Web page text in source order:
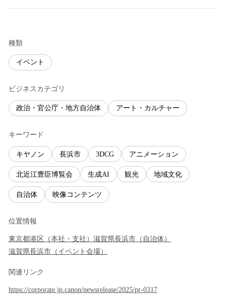
種類
イベント
ビジネスカテゴリ
政治・官公庁・地方自治体 アート・カルチャー
キーワード
キヤノン 長浜市 3DCG アニメーション
北近江豊臣博覧会 生成AI 観光 地域文化
自治体 映像コンテンツ
位置情報
東京都港区 （本社・支社 ） 滋賀県長浜市 （ 自治体）
滋賀県長浜市 （ イベント会場）
関連リンク
https://corporate.jp.canon/newsrelease/2025/pr-0317